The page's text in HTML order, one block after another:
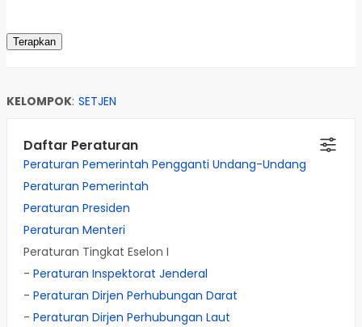
KELOMPOK: SETJEN
Daftar Peraturan
Peraturan Pemerintah Pengganti Undang-Undang
Peraturan Pemerintah
Peraturan Presiden
Peraturan Menteri
Peraturan Tingkat Eselon I
- Peraturan Inspektorat Jenderal
- Peraturan Dirjen Perhubungan Darat
- Peraturan Dirjen Perhubungan Laut